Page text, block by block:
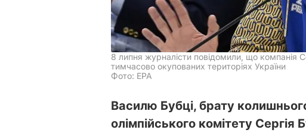
8 липня журналісти повідомили, що компанія
тимчасово окупованих територіях України
Фото: EPA
Василю Бубці, брату
олімпійського комітету Сергія